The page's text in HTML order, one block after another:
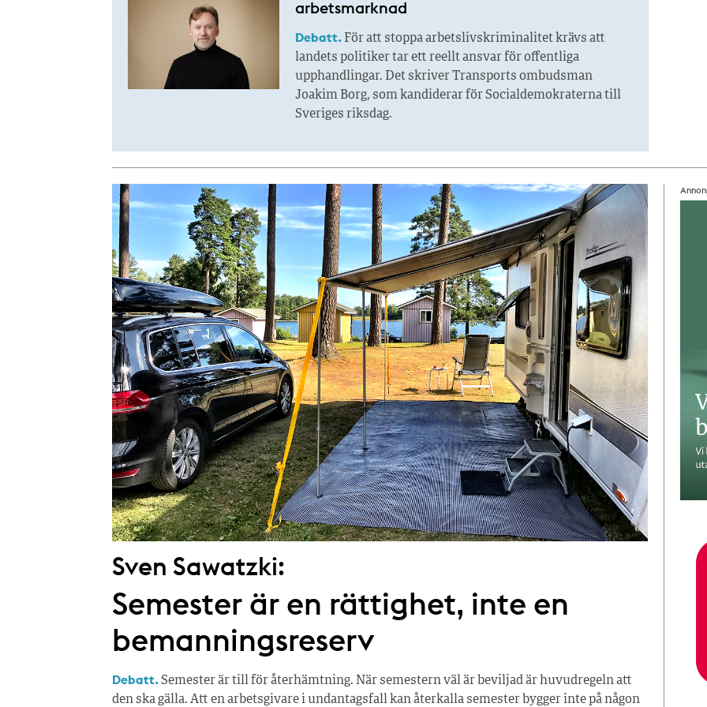
arbetsmarknad
Debatt.För att stoppa arbetslivskriminalitet krävs att
landets politiker tar ett reellt ansvar för offentliga
upphandlingar. Det skriver Transports ombudsman
Joakim Borg, som kandiderar för Socialdemokraterna till
Sveriges riksdag.
Sven Sawatzki:
Semester är en rättighet, inte en
bemanningsreserv
Debatt.Semester är till för återhämtning. När semestern väl är beviljad är huvudregeln att
den ska gälla. Att en arbetsgivare i undantagsfall kan återkalla semester bygger inte på någon